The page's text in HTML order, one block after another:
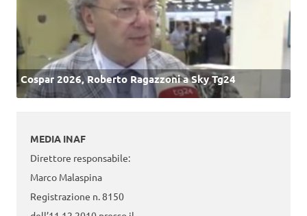
Cospar 2026, Roberto Ragazzoni a Sky Tg24
MEDIA INAF
Direttore responsabile:
Marco Malaspina
Registrazione n. 8150